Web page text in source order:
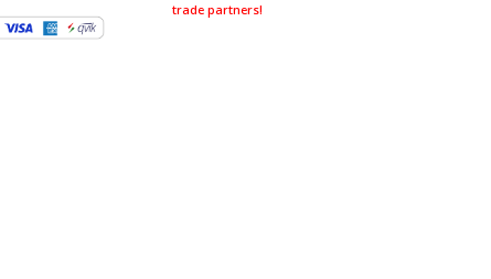
trade partners!